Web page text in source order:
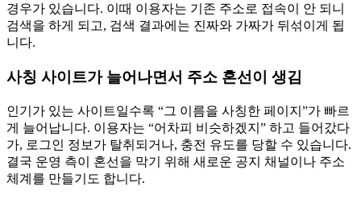
경우가 있습니다. 이때 이용자는 기존 주소로 접속이 안 되니
검색을 하게 되고, 검색 결과에는 진짜와 가짜가 뒤섞이게 됩
니다.
사칭 사이트가 늘어나면서 주소 혼선이 생김
인기가 있는 사이트일수록 “그 이름을 사칭한 페이지”가 빠르
게 늘어납니다. 이용자는 “어차피 비슷하겠지” 하고 들어갔다
가, 로그인 정보가 탈취되거나, 충전 유도를 당할 수 있습니다.
결국 운영 측이 혼선을 막기 위해 새로운 공지 채널이나 주소
체계를 만들기도 합니다.